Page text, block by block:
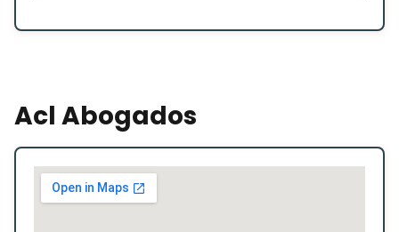
Acl Abogados